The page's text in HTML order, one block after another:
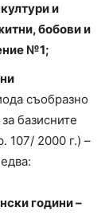
и
бобови и
№1;
съобразно
базисните
107/ 2000 г.) –
години –